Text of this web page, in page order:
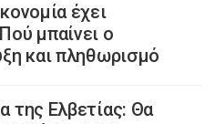
έχει
μπαίνει ο
και πληθωρισμό
της Ελβετίας: Θα